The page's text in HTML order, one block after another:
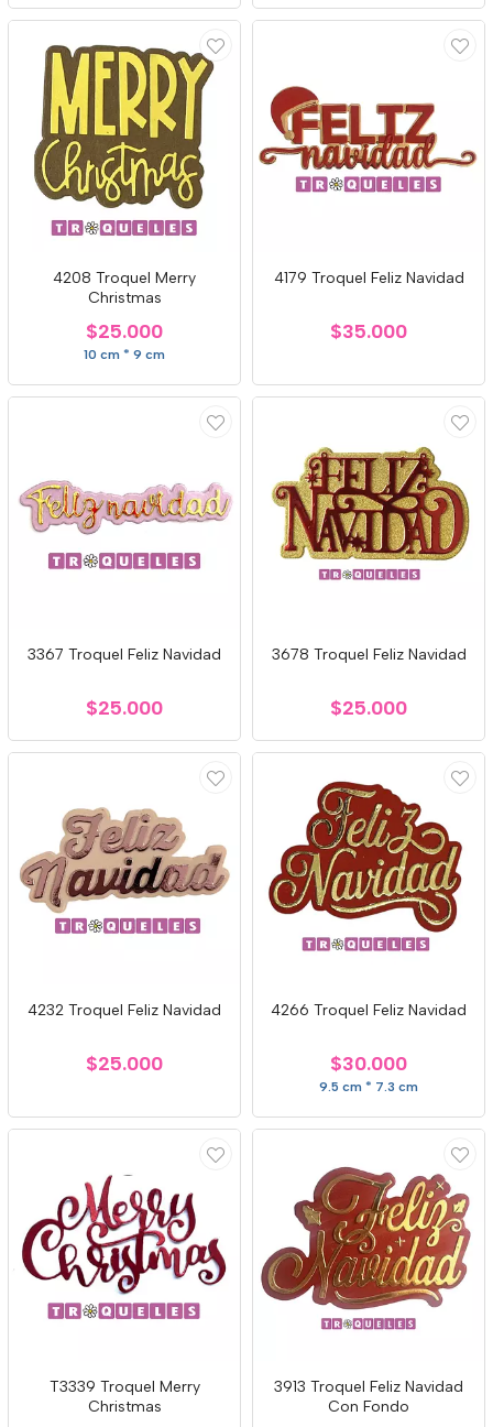
4208 Troquel Merry
Christmas
$25.000
10 cm * 9 cm
4179 Troquel Feliz Navidad
$35.000
3367 Troquel Feliz Navidad
$25.000
3678 Troquel Feliz Navidad
$25.000
4232 Troquel Feliz Navidad
$25.000
4266 Troquel Feliz Navidad
$30.000
9.5 cm * 7.3 cm
T3339 Troquel Merry
Christmas
3913 Troquel Feliz Navidad
Con Fondo